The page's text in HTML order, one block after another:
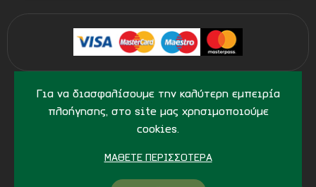
Για να διασφαλίσουμε την καλύτερη εμπειρία
πλοήγησης, στο site μας χρησιμοποιούμε
cookies.
ΜΆΘΕΤΕ ΠΕΡΙΣΣΌΤΕΡΑ
© 2013 - 2026 PERVOLARAKIS1924.GR